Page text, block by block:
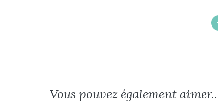
Vous pouvez également